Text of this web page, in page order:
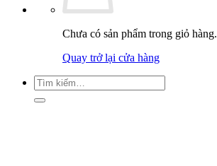
Chưa có sản phẩm trong giỏ hàng.
Quay trở lại cửa hàng
Tìm
kiếm: